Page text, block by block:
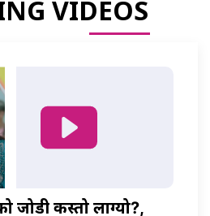
VIDEOS
जोडी कस्तो लाग्यो?,